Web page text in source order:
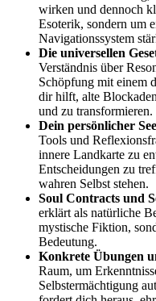
wirken und dennoch
Esoterik, sondern um
Navigationssystem
Die universellen
Verständnis über
Schöpfung mit einem
dir hilft, alte
und zu transformieren.
Dein persönlicher
Tools und
innere Landkarte zu
Entscheidungen zu
wahren Selbst stehen.
Soul Contracts und
erklärt als natürliche
mystische Fiktion,
Bedeutung.
Konkrete Übungen
Raum, um
Selbstermächtigung